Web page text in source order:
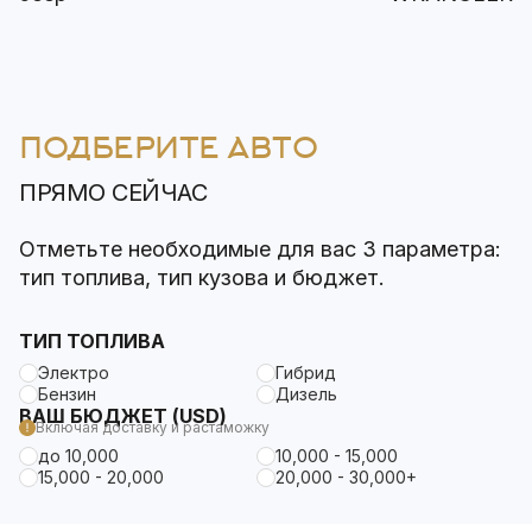
ПОДБЕРИТЕ АВТО
ПРЯМО СЕЙЧАС
Отметьте необходимые для вас 3 параметра:
тип топлива, тип кузова и бюджет.
ТИП ТОПЛИВА
Электро
Гибрид
Бензин
Дизель
ВАШ БЮДЖЕТ (USD)
Включая доставку и растаможку
до 10,000
10,000 - 15,000
15,000 - 20,000
20,000 - 30,000+